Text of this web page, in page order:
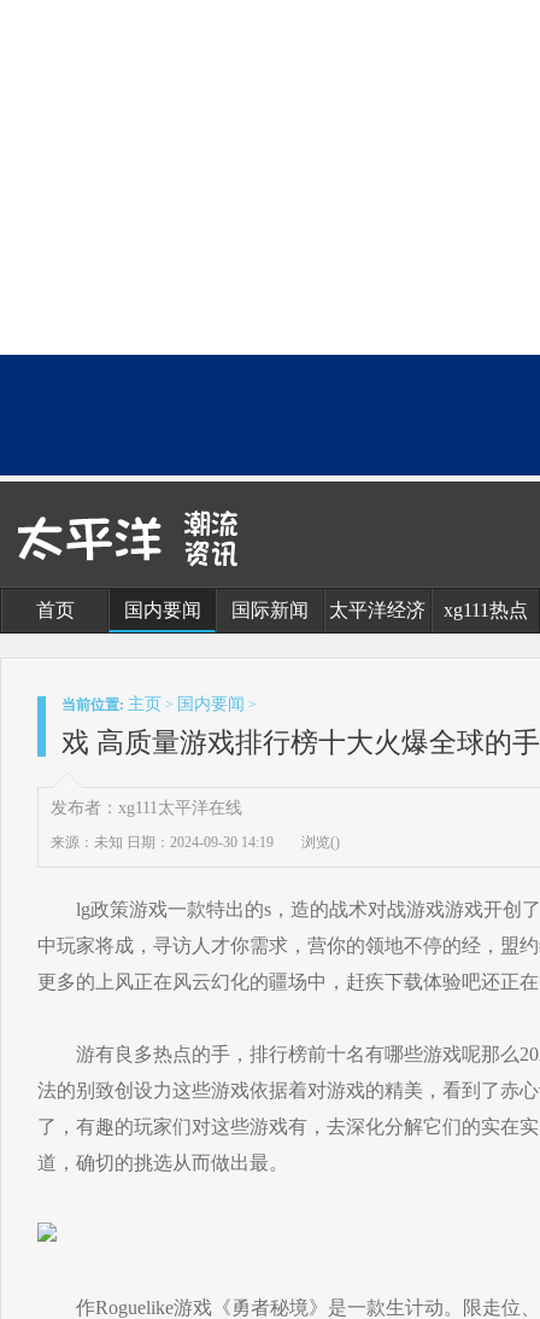
首页 国内要闻 国际新闻 太平洋经济 xg111热点
当前位置: 主页 > 国内要闻 >
戏 高质量游戏排行榜十大火爆全球的
发布者：xg111太平洋在线
来源：未知 日期：2024-09-30 14:19 浏览()
lg政策游戏一款特出的s，造的战术对战游戏游戏开创
中玩家将成，寻访人才你需求，营你的领地不停的经，盟
更多的上风正在风云幻化的疆场中，赶疾下载体验吧还正
游有良多热点的手，排行榜前十名有哪些游戏呢那么
法的别致创设力这些游戏依据着对游戏的精美，看到了赤
了，有趣的玩家们对这些游戏有，去深化分解它们的实在
道，确切的挑选从而做出最。
作Roguelike游戏《勇者秘境》是一款生计动。限走位